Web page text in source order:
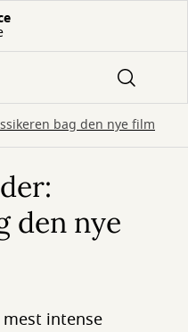
bag den nye film
den nye
intense